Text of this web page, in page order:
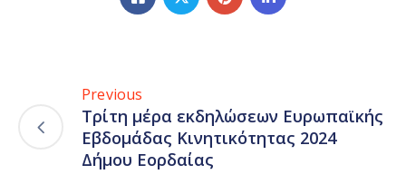
Previous
Τρίτη μέρα εκδηλώσεων Ευρωπαϊκής
Εβδομάδας Κινητικότητας 2024
Δήμου Εορδαίας